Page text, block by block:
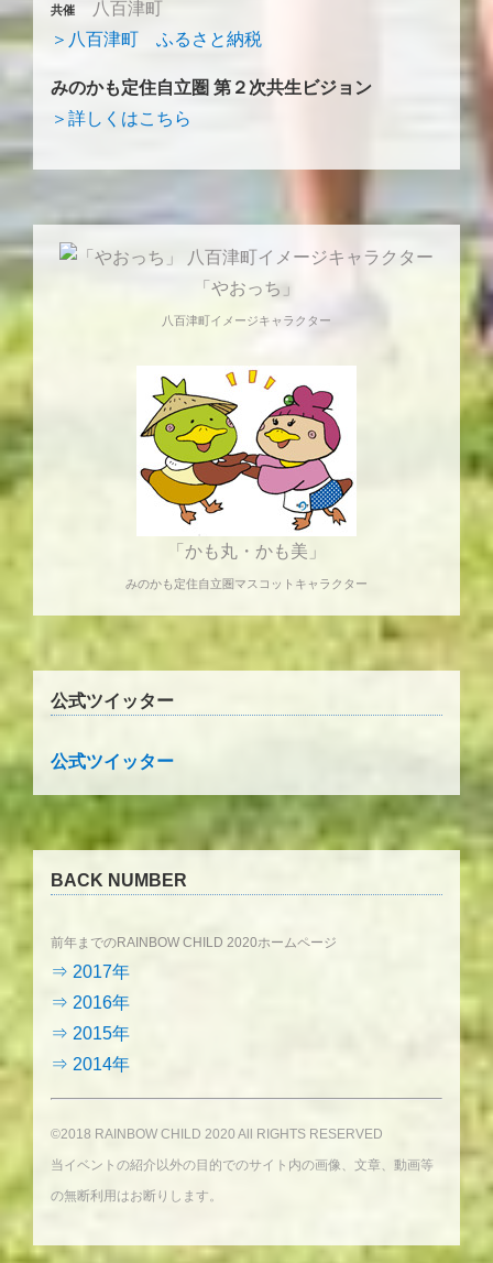
共催
八百津町
＞八百津町 ふるさと納税
みのかも定住自立圏 第２次共生ビジョン
＞詳しくはこちら
「やおっち」
八百津町イメージキャラクター
「かも丸・かも美」
みのかも定住自立圏マスコットキャラクター
公式ツイッター
公式ツイッター
BACK NUMBER
前年までのRAINBOW CHILD 2020ホームページ
⇒ 2017年
⇒ 2016年
⇒ 2015年
⇒ 2014年
©2018 RAINBOW CHILD 2020 All RIGHTS RESERVED
当イベントの紹介以外の目的でのサイト内の画像、文章、動画等
の無断利用はお断りします。